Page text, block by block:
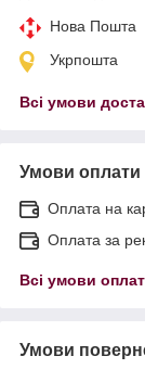
Нова Пошта
Укрпошта
Всі умови
Умови оплати
Оплата на
Оплата за
Всі умови
Умови